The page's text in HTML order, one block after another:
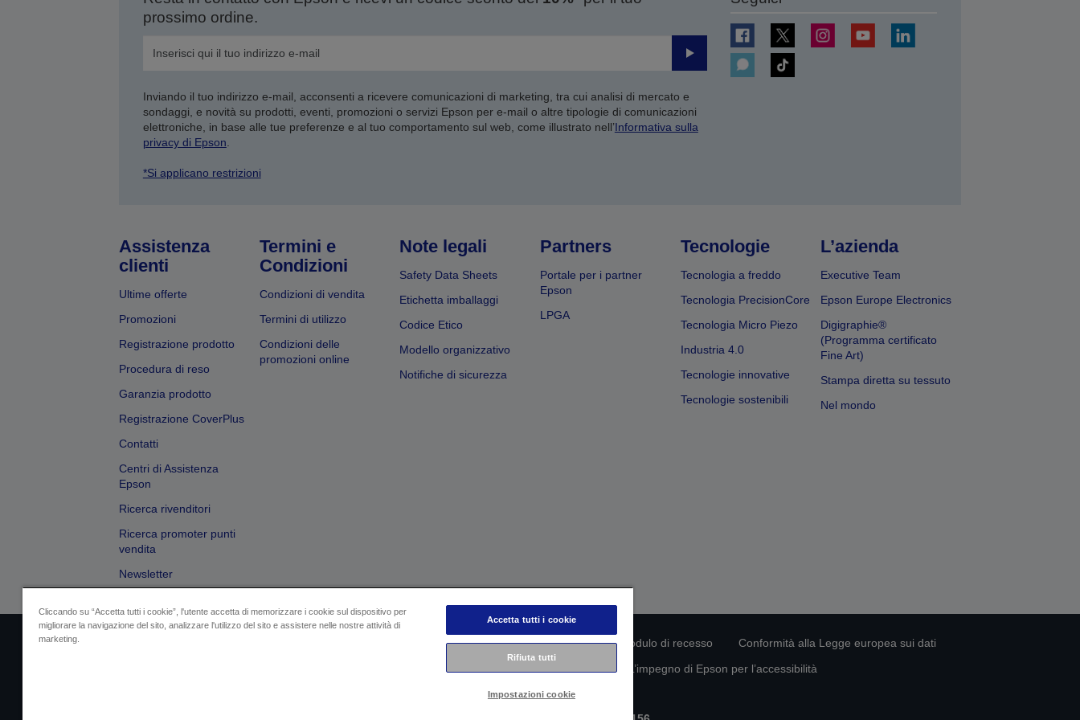
prossimo ordine.
Invia
Inviando il tuo indirizzo e-mail, acconsenti a ricevere comunicazioni di marketing, tra cui analisi di mercato e
sondaggi, e novità su prodotti, eventi, promozioni o servizi Epson per e-mail o altre tipologie di comunicazioni
elettroniche, in base alle tue preferenze e al tuo comportamento sul web, come illustrato nell’Informativa sulla
privacy di Epson.
*Si applicano restrizioni
Assistenza
clienti
Ultime offerte
Promozioni
Registrazione prodotto
Procedura di reso
Garanzia prodotto
Registrazione CoverPlus
Contatti
Centri di Assistenza
Epson
Ricerca rivenditori
Ricerca promoter punti
vendita
Newsletter
Termini e
Condizioni
Condizioni di vendita
Termini di utilizzo
Condizioni delle
promozioni online
Note legali
Safety Data Sheets
Etichetta imballaggi
Codice Etico
Modello organizzativo
Notifiche di sicurezza
Partners
Portale per i partner
Epson
LPGA
Tecnologie
Tecnologia a freddo
Tecnologia PrecisionCore
Tecnologia Micro Piezo
Industria 4.0
Tecnologie innovative
Tecnologie sostenibili
L’azienda
Executive Team
Epson Europe Electronics
Digigraphie®
(Programma certificato
Fine Art)
Stampa diretta su tessuto
Nel mondo
Informativa sulla privacy Modulo di recesso
Conformità alla Legge europea sui dati
Contattaci per informazioni sui tuoi dati
Informazioni sui cookie L’impegno di Epson per l’accessibilità
Copyright © 2026 Seiko Epson
Cliccando su “Accetta tutti i cookie”, l'utente accetta di memorizzare i cookie sul dispositivo per
migliorare la navigazione del sito, analizzare l'utilizzo del sito e assistere nelle nostre attività di
marketing.
Accetta tutti i cookie
Rifiuta tutti
Impostazioni cookie